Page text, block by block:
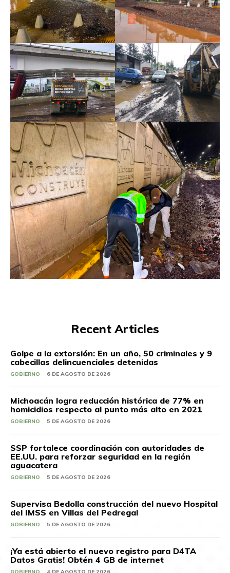
Recent Articles
Golpe a la extorsión: En un año, 50 criminales y 9
cabecillas delincuenciales detenidas
GOBIERNO 6 DE AGOSTO DE 2026
Michoacán logra reducción histórica de 77% en
homicidios respecto al punto más alto en 2021
GOBIERNO 5 DE AGOSTO DE 2026
SSP fortalece coordinación con autoridades de
EE.UU. para reforzar seguridad en la región
aguacatera
GOBIERNO 5 DE AGOSTO DE 2026
Supervisa Bedolla construcción del nuevo Hospital
del IMSS en Villas del Pedregal
GOBIERNO 5 DE AGOSTO DE 2026
¡Ya está abierto el nuevo registro para D4TA
Datos Gratis! Obtén 4 GB de internet